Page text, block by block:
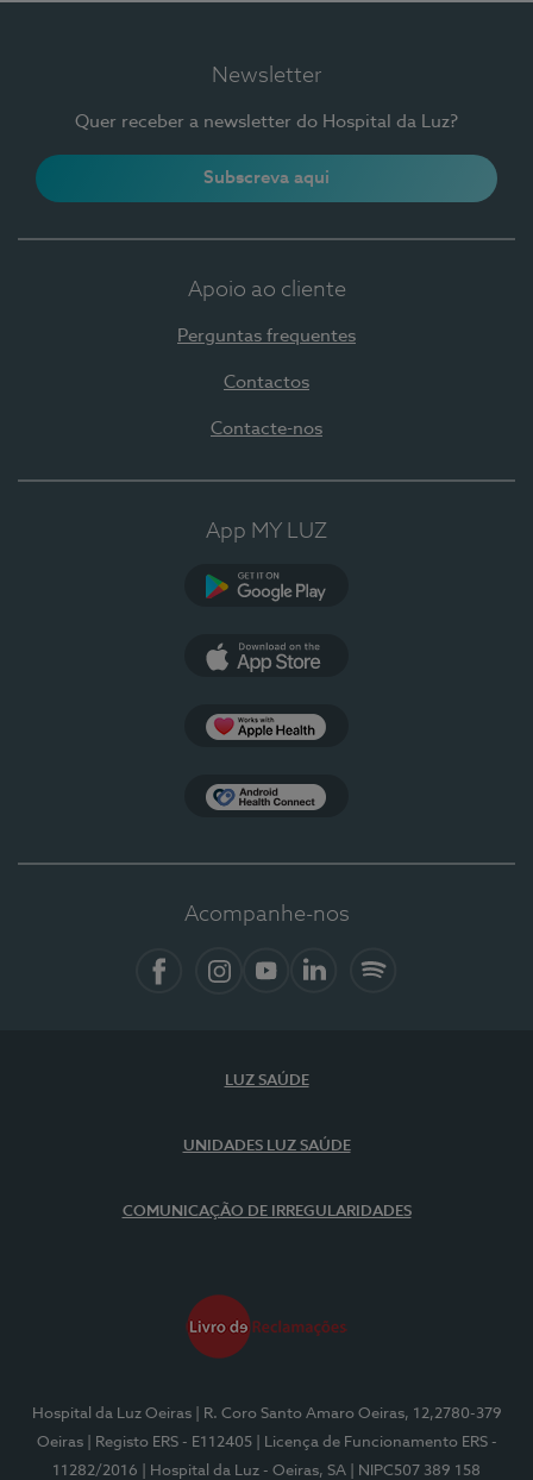
Newsletter
Quer receber a newsletter do Hospital da Luz?
Subscreva aqui
Apoio ao cliente
Perguntas frequentes
Contactos
Contacte-nos
App MY LUZ
Acompanhe-nos
LUZ SAÚDE
UNIDADES LUZ SAÚDE
COMUNICAÇÃO DE IRREGULARIDADES
Hospital da Luz Oeiras
| R. Coro Santo Amaro Oeiras, 12,2780-379
Oeiras
| Registo ERS - E112405
| Licença de Funcionamento ERS -
11282/2016
| Hospital da Luz - Oeiras, SA | NIPC507 389 158